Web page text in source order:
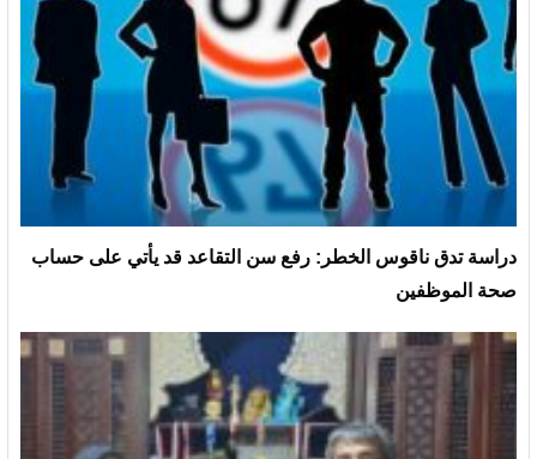
دراسة تدق ناقوس الخطر: رفع سن التقاعد قد يأتي على حساب
صحة الموظفين